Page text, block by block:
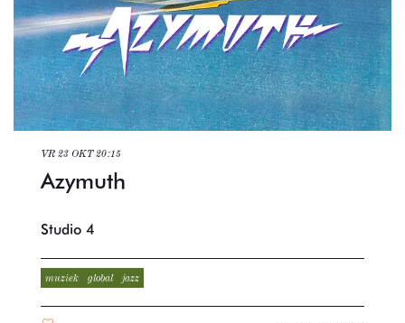
Azymuth
VR 23 OKT20:15
Studio 4
muziek global jazz